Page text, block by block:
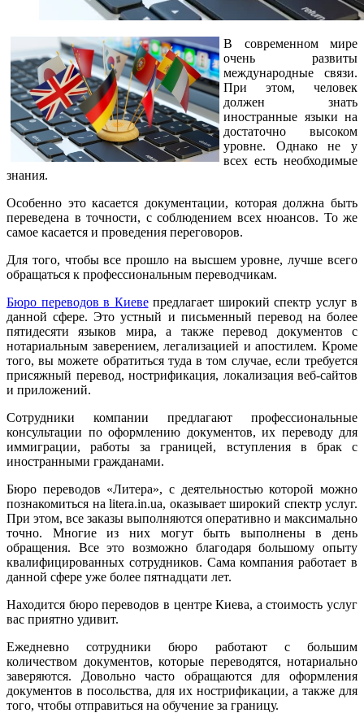
В современном мире
очень развиты
международные связи.
При этом, человек
должен знать
иностранные языки на
достаточно высоком
уровне. Однако не у
всех есть необходимые
знания.
Особенно это касается документации, которая должна быть
переведена в точности, с соблюдением всех нюансов. То же
самое касается и проведения переговоров.
Для того, чтобы все прошло на высшем уровне, лучше всего
обращаться к профессиональным переводчикам.
Бюро переводов в Киевепредлагает широкий спектр услуг в
данной сфере. Это устный и письменный перевод на более
пятидесяти языков мира, а также перевод документов с
нотариальным заверением, легализацией и апостилем. Кроме
того, вы можете обратиться туда в том случае, если требуется
присяжный перевод, нострификация, локализация веб-сайтов
и приложений.
Сотрудники компании предлагают профессиональные
консультации по оформлению документов, их переводу для
иммиграции, работы за границей, вступления в брак с
иностранными гражданами.
Бюро переводов «Литера», с деятельностью которой можно
познакомиться на litera.in.ua, оказывает широкий спектр услуг.
При этом, все заказы выполняются оперативно и максимально
точно. Многие из них могут быть выполнены в день
обращения. Все это возможно благодаря большому опыту
квалифицированных сотрудников. Сама компания работает в
данной сфере уже более пятнадцати лет.
Находится бюро переводов в центре Киева, а стоимость услуг
вас приятно удивит.
Ежедневно сотрудники бюро работают с большим
количеством документов, которые переводятся, нотариально
заверяются. Довольно часто обращаются для оформления
документов в посольства, для их нострификации, а также для
того, чтобы отправиться на обучение за границу.